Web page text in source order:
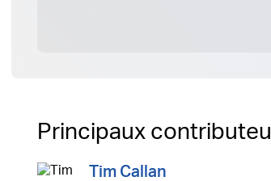
Principaux
Tim Callan